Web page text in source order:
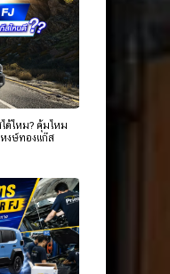
ด้ไหม? คุ้มไหม
งษ์ทองแก๊ส